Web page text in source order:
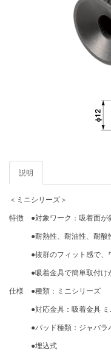
説明
＜ミニシリー
特徴 ●対象ワーク：吸着面が
●耐熱性、耐油性、耐酸性
●抜群のフィット感で、ワ
●吸着金具で簡単取付けが
仕様 ●種類：ミニシリーズ
●対応金具：吸着金具 ミニ
●パッド種類：ジャバラ
●埋込式